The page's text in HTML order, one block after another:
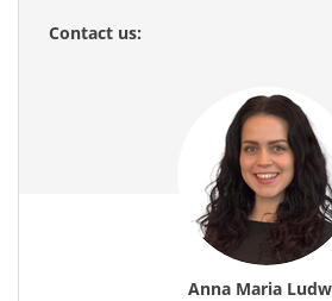
Contact us:
Anna Maria